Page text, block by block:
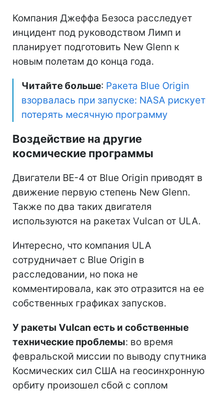
Компания Джеффа Безоса расследует
инцидент под руководством Лимп и
планирует подготовить New Glenn к
новым полетам до конца года.
Читайте больше: Ракета Blue Origin
взорвалась при запуске: NASA рискует
потерять месячную программу
Воздействие на другие
космические программы
Двигатели BE-4 от Blue Origin приводят в
движение первую степень New Glenn.
Также по два таких двигателя
используются на ракетах Vulcan от ULA.
Интересно, что компания ULA
сотрудничает с Blue Origin в
расследовании, но пока не
комментировала, как это отразится на ее
собственных графиках запусков.
У ракеты Vulcan есть и собственные
технические проблемы: во время
февральской миссии по выводу спутника
Космических сил США на геосинхронную
орбиту произошел сбой с соплом